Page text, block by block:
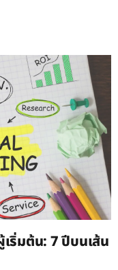
มต้น: 7 ปีบนเส้น